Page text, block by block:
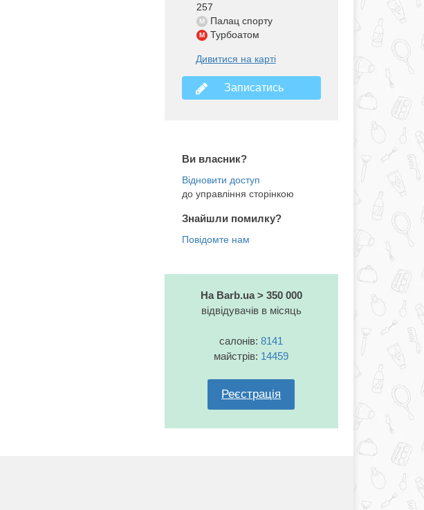
257
M Палац спорту
M Турбоатом
Дивитися на карті
Записатись
Ви власник?
до управління сторінкою
Знайшли помилку?
На Barb.ua > 350 000
відвідувачів в місяць
салонів:8141
майстрів: 14459
Реєстрація